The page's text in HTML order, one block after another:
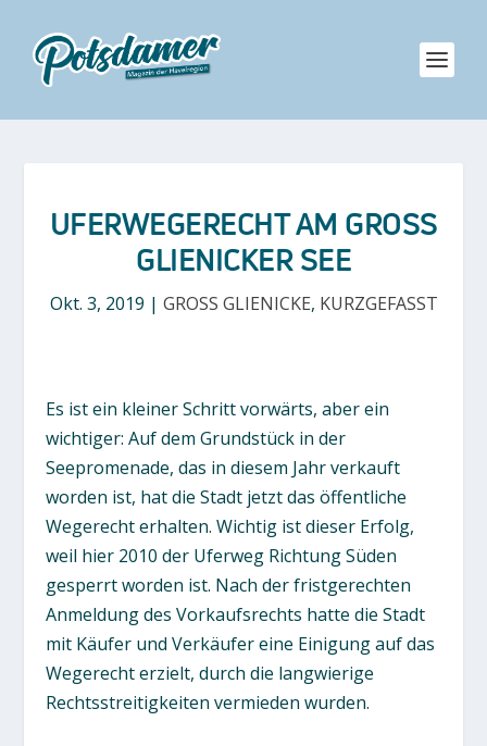
UFERWEGERECHT AM GROSS G
LIENICKER SEE
Okt. 3, 2019 | GROSS GLIENICKE, KURZGEFASST
Es ist ein kleiner Schritt vorwärts, aber ein
wichtiger: Auf dem Grundstück in der
Seepromenade, das in diesem Jahr verkauft
worden ist, hat die Stadt jetzt das öffentliche
Wegerecht erhalten. Wichtig ist dieser Erfolg,
weil hier 2010 der Uferweg Richtung Süden
gesperrt worden ist. Nach der fristgerechten
Anmeldung des Vorkaufsrechts hatte die Stadt
mit Käufer und Verkäufer eine Einigung auf das
Wegerecht erzielt, durch die langwierige
Rechtsstreitigkeiten vermieden wurden.